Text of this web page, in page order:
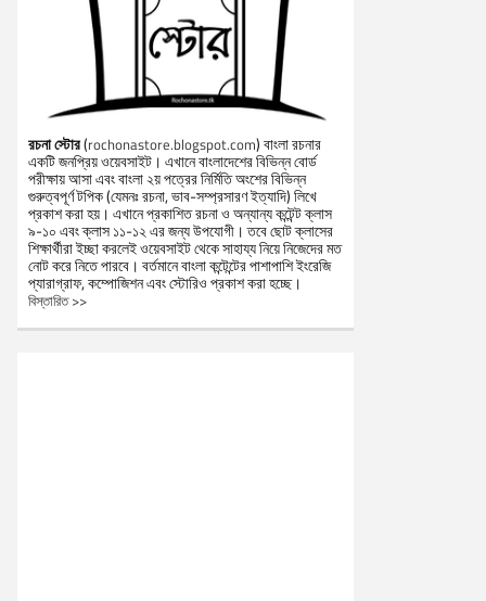
রচনা স্টোর(rochonastore.blogspot.com) বাংলা রচনার
একটি জনপ্রিয় ওয়েবসাইট। এখানে বাংলাদেশের বিভিন্ন বোর্ড
পরীক্ষায় আসা এবং বাংলা ২য় পত্রের নির্মিতি অংশের বিভিন্ন
গুরুত্বপূর্ণ টপিক (যেমনঃ রচনা, ভাব-সম্প্রসারণ ইত্যাদি) লিখে
প্রকাশ করা হয়। এখানে প্রকাশিত রচনা ও অন্যান্য কন্টেন্ট ক্লাস
৯-১০ এবং ক্লাস ১১-১২ এর জন্য উপযোগী। তবে ছোট ক্লাসের
শিক্ষার্থীরা ইচ্ছা করলেই ওয়েবসাইট থেকে সাহায্য নিয়ে নিজেদের মত
নোট করে নিতে পারবে। বর্তমানে বাংলা কন্টেন্টের পাশাপাশি ইংরেজি
প্যারাগ্রাফ, কম্পোজিশন এবং স্টোরিও প্রকাশ করা হচ্ছে।
বিস্তারিত >>